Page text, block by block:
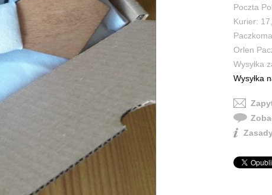
Poczta
Kurier:
Orlen
Wysyłka
Wysyłka